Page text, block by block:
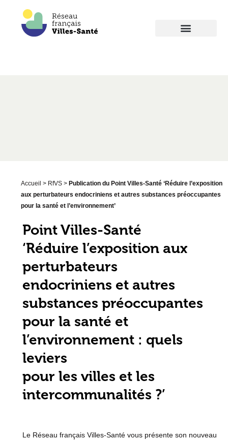
Accueil > RfVS> Publication du Point Villes-Santé ‘Réduire l’exposition
aux perturbateurs endocriniens et autres substances préoccupantes
pour la santé et l’environnement’
Point Villes-Santé
‘Réduire l’exposition aux
perturbateurs
endocriniens et autres
substances préoccupantes
pour la santé et
l’environnement : quels
leviers
pour les villes et les
intercommunalités ?’
Le Réseau français Villes-Santé vous présente son nouveau